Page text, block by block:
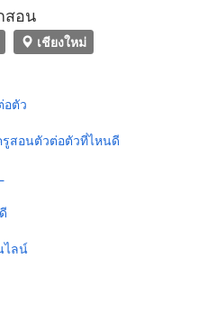
อน
เชียงใหม่
อตัว
รูสอนตัวต่อตัวที่ไหนดี
ไลน์